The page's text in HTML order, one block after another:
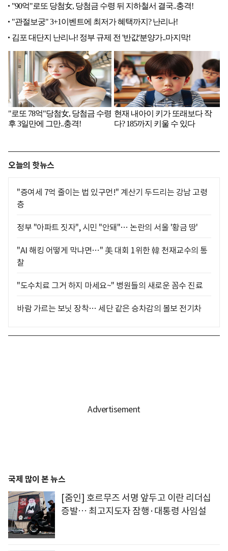
오늘의 핫뉴스
"증여세 7억 줄이는 법 있구먼!" 계산기 두드리는 강남 고령
층
정부 "아파트 짓자", 시민 "안돼"… 논란의 서울 '황금 땅'
"AI 해킹 어떻게 막냐면…" 美 대회 1위한 韓 천재교수의 통
찰
"도수치료 그거 하지 마세요~" 병원들의 새로운 꼼수 진료
바람 가르는 보닛 장착… 세단 같은 승차감의 볼보 전기차
국제 많이 본 뉴스
[줌인] 호르무즈 서명 앞두고 이란 리더십
증발… 최고지도자 잠행·대통령 사임설